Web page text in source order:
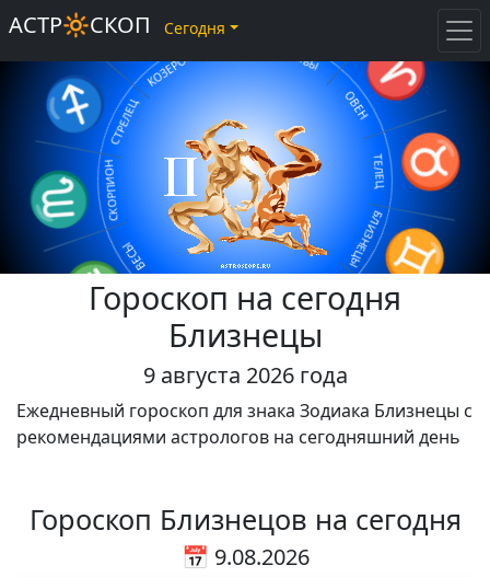
♈
ОВЕН
♉
ТЕЛЕЦ
♊
БЛИЗНЕЦЫ
♋
РАК
♌
ЛЕВ
♍
ДЕВА
♎
ВЕСЫ
♏СКОРПИОН
♐СТРЕЛЕЦ
КОЗЕРОГ РЫБЫ
Гороскоп на сегодня
Близнецы
9 августа 2026 года
Ежедневный гороскоп для знака Зодиака Близнецы с
рекомендациями астрологов на сегодняшний день
Гороскоп Близнецов на сегодня
📅 9.08.2026
АСТР🔆СКОП Сегодня